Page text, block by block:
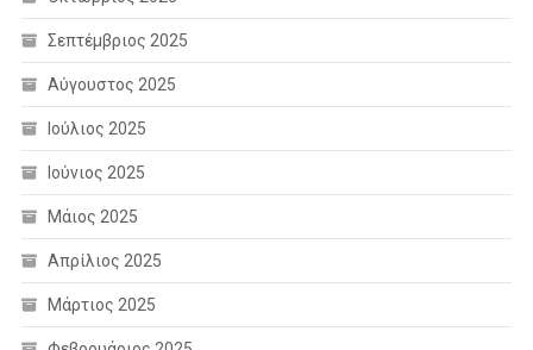
Σεπτέμβριος 2025
Αύγουστος 2025
Ιούλιος 2025
Ιούνιος 2025
Μάιος 2025
Απρίλιος 2025
Μάρτιος 2025